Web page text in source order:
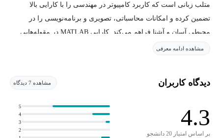
متلب زبانی است که کاربرد کامپیوتر در مهندسی را با کارایی بالا
تضمین کرده و امکانات محاسباتی، تصویری و برنامه‌نویسی را در
محیطی آسان و آشنا فراهم می‌کند. کارایی MATLAB در مقوله‌هایی
نظیر: محاسبات ریاضی، آنالیز داده‌ها، مدل‌سازی و شبیه‌سازی، گرافیک
بازنگری‌های زیادی شده و اکنون به زبان استاندارد جهت آموزش‌های
منابع موردنیاز آموزش نرم‌افزار متلب چیست؟
مشاهده ادامه معرفی
دیدگاه کاربران مشاهده 7 دیدگاه
4.3
بر اساس امتیاز 20 دانشجو 2
3
4
5